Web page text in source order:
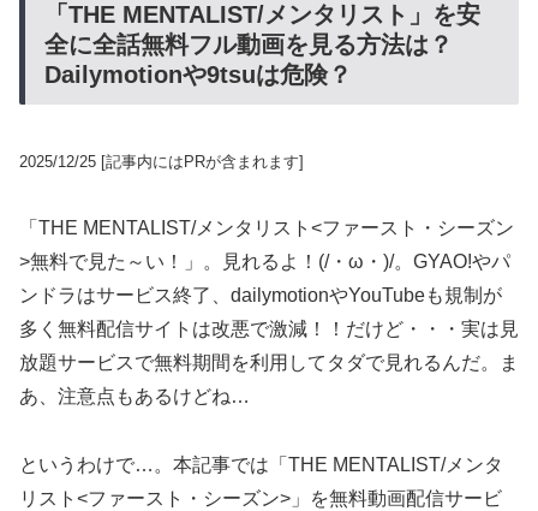
「THE MENTALIST/メンタリスト」を安
全に全話無料フル動画を見る方法は？
Dailymotionや9tsuは危険？
2025/12/25 [記事内にはPRが含まれます]
「THE MENTALIST/メンタリスト<ファースト・シーズン
>無料で見た～い！」。見れるよ！(/・ω・)/。GYAO!やパ
ンドラはサービス終了、dailymotionやYouTubeも規制が
多く無料配信サイトは改悪で激減！！だけど・・・実は見
放題サービスで無料期間を利用してタダで見れるんだ。ま
あ、注意点もあるけどね…
というわけで…。本記事では「THE MENTALIST/メンタ
リスト<ファースト・シーズン>」を無料動画配信サービ